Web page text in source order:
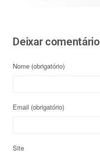
Deixar comentário
Nome (obrigatório)
Email (obrigatório)
Site